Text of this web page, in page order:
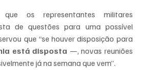
os representantes militares
de questões para uma possível
que “se houver disposição para
está disposta —, novas reuniões
já na semana que vem”.